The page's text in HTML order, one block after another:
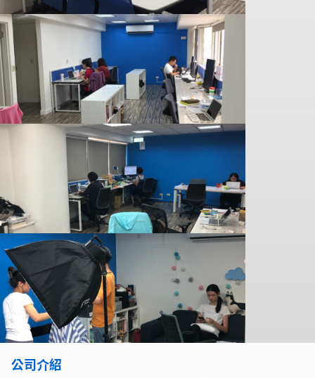
公司介紹